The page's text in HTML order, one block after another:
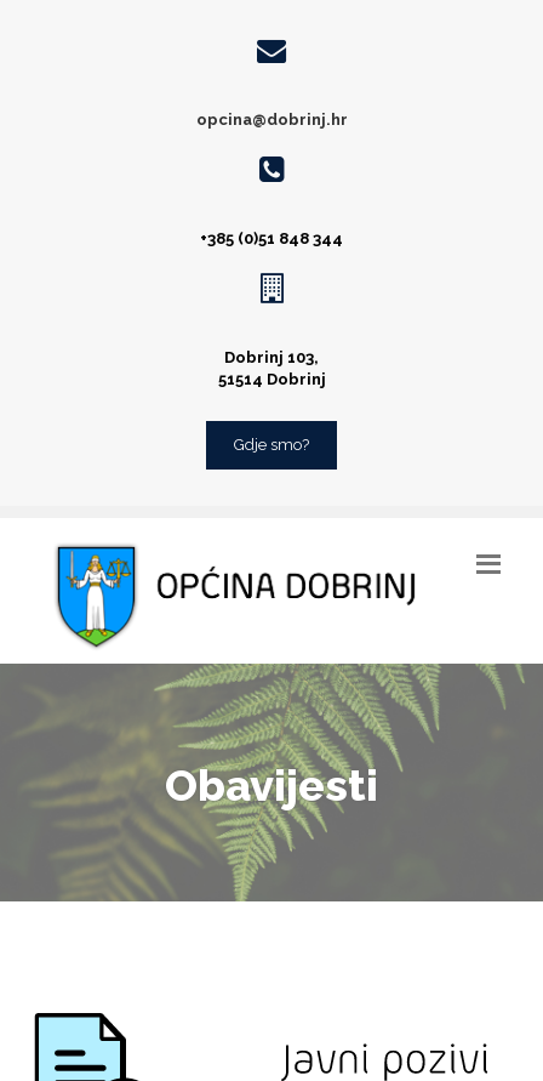
opcina@dobrinj.hr
+385 (0)51 848 344
Dobrinj 103,
51514 Dobrinj
Gdje smo?
Obavijesti